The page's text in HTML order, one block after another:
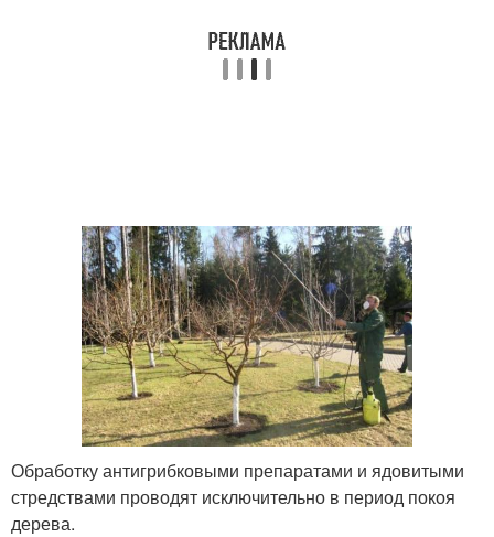
Мох на садовом участке
Мох на дачном участке Зеленый мох
Обработку антигрибковыми препаратами и ядовитыми
стредствами проводят исключительно в период покоя
дерева.